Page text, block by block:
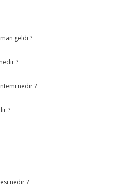
geldi ?
?
nedir ?
?
nedir ?